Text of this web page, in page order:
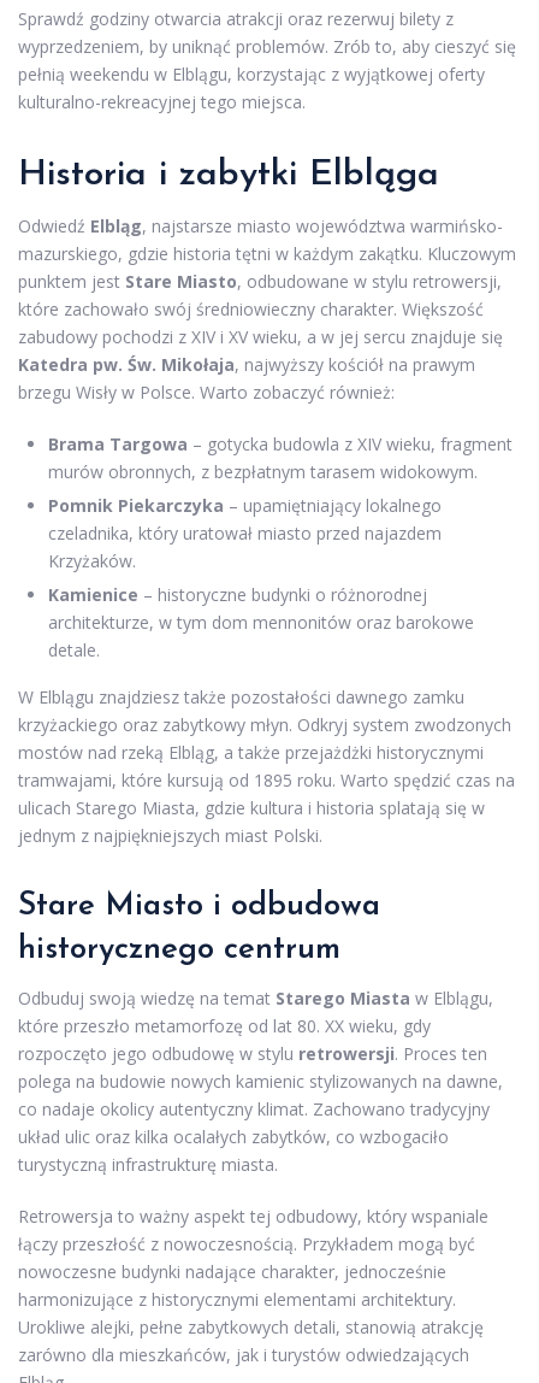
Sprawdź godziny otwarcia atrakcji oraz rezerwuj bilety z
wyprzedzeniem, by uniknąć problemów. Zrób to, aby cieszyć się
pełnią weekendu w Elblągu, korzystając z wyjątkowej oferty
kulturalno-rekreacyjnej tego miejsca.
Historia i zabytki Elbląga
Odwiedź Elbląg, najstarsze miasto województwa warmińsko-
mazurskiego, gdzie historia tętni w każdym zakątku. Kluczowym
punktem jest Stare Miasto, odbudowane w stylu retrowersji,
które zachowało swój średniowieczny charakter. Większość
zabudowy pochodzi z XIV i XV wieku, a w jej sercu znajduje się
Katedra pw. Św. Mikołaja, najwyższy kościół na prawym
brzegu Wisły w Polsce. Warto zobaczyć również:
Brama Targowa – gotycka budowla z XIV wieku, fragment
murów obronnych, z bezpłatnym tarasem widokowym.
Pomnik Piekarczyka – upamiętniający lokalnego
czeladnika, który uratował miasto przed najazdem
Krzyżaków.
Kamienice – historyczne budynki o różnorodnej
architekturze, w tym dom mennonitów oraz barokowe
detale.
W Elblągu znajdziesz także pozostałości dawnego zamku
krzyżackiego oraz zabytkowy młyn. Odkryj system zwodzonych
mostów nad rzeką Elbląg, a także przejażdżki historycznymi
tramwajami, które kursują od 1895 roku. Warto spędzić czas na
ulicach Starego Miasta, gdzie kultura i historia splatają się w
jednym z najpiękniejszych miast Polski.
Stare Miasto i odbudowa
historycznego centrum
Odbuduj swoją wiedzę na temat Starego Miasta w Elblągu,
które przeszło metamorfozę od lat 80. XX wieku, gdy
rozpoczęto jego odbudowę w stylu retrowersji. Proces ten
polega na budowie nowych kamienic stylizowanych na dawne,
co nadaje okolicy autentyczny klimat. Zachowano tradycyjny
układ ulic oraz kilka ocalałych zabytków, co wzbogaciło
turystyczną infrastrukturę miasta.
Retrowersja to ważny aspekt tej odbudowy, który wspaniale
łączy przeszłość z nowoczesnością. Przykładem mogą być
nowoczesne budynki nadające charakter, jednocześnie
harmonizujące z historycznymi elementami architektury.
Urokliwe alejki, pełne zabytkowych detali, stanowią atrakcję
zarówno dla mieszkańców, jak i turystów odwiedzających